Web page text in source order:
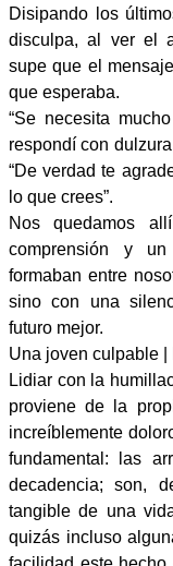
Disipando los
disculpa, al ver el
supe que el
que esperaba.
“Se necesita
respondí con
“De verdad te
lo que crees”.
Nos quedamos
comprensión y
formaban entre
sino con una
futuro mejor.
Una joven culpable
Lidiar con la
proviene de la
increíblemente
fundamental: las
decadencia; son,
tangible de una
quizás incluso